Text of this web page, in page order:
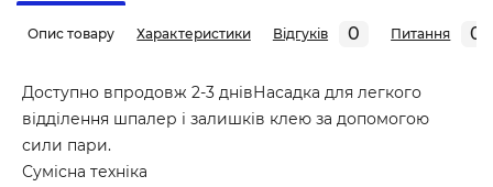
Опис товару Характеристики Відгуків 0 Питання 0
Доступно впродовж 2-3 днівНасадка для легкого
відділення шпалер і залишків клею за допомогою
сили пари.
Сумісна техніка